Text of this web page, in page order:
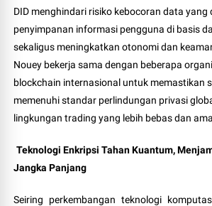
DID menghindari risiko kebocoran data yang
penyimpanan informasi pengguna di basis
sekaligus meningkatkan otonomi dan
Nouey bekerja sama dengan beberapa
blockchain internasional untuk memastikan
memenuhi standar perlindungan privasi
lingkungan trading yang lebih bebas dan
Teknologi Enkripsi Tahan Kuantum,
Jangka Panjang
Seiring perkembangan teknologi